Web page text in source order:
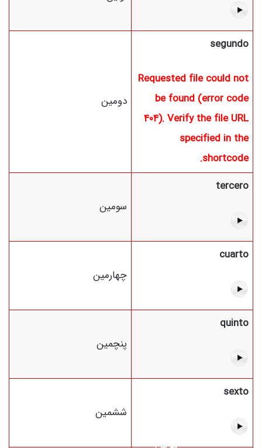
segundo
Requested file could not
be found (error code
404). Verify the file URL
specified in the
shortcode.
دومین
tercero
سومین
cuarto
چهارمین
quinto
پنچمین
sexto
ششمین